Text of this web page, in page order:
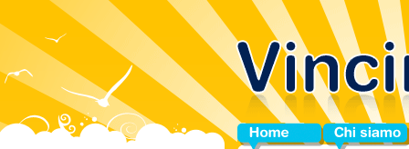
Home Chi siamo